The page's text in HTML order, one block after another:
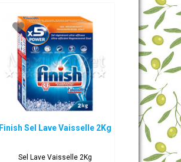
Finish Sel Lave Vaisselle 2Kg
Sel Lave Vaisselle 2Kg